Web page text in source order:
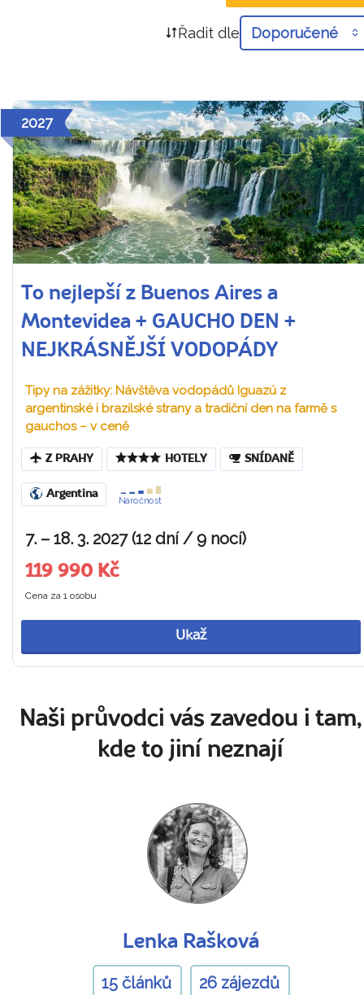
Řadit dle Doporučené
2027
To nejlepší z Buenos Aires a
Montevidea + GAUCHO DEN +
NEJKRÁSNĚJŠÍ VODOPÁDY
Tipy na zážitky: Návštěva vodopádů Iguazú z
argentinské i brazilské strany a tradiční den na farmě s
gauchos – v ceně
Z PRAHY HOTELY SNÍDANĚ
Argentina
Náročnost
7. – 18. 3. 2027 (12 dní / 9 nocí)
119 990 Kč
Cena za 1 osobu
Ukaž
Naši průvodci vás zavedou i tam,
kde to jiní neznají
Lenka Rašková
15 článků 26 zájezdů